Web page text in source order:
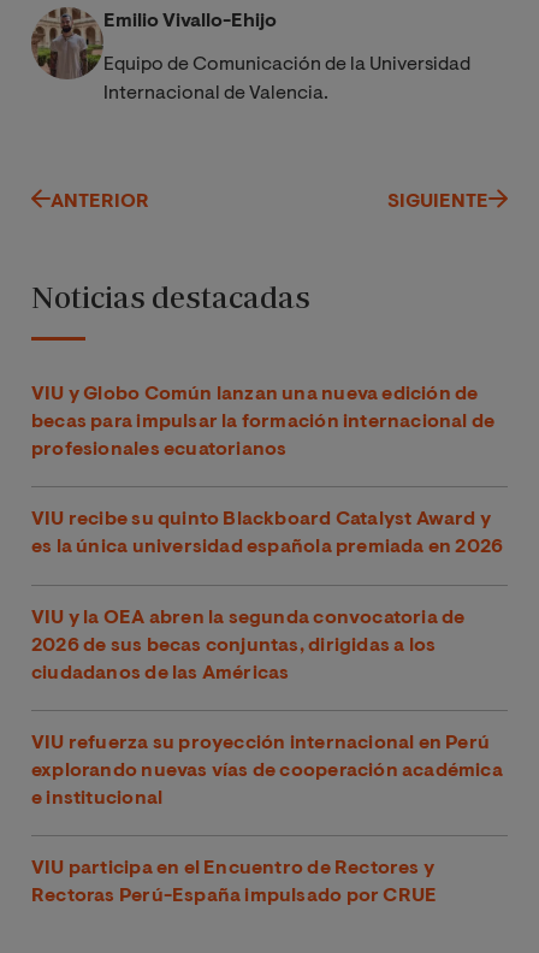
Emilio Vivallo-Ehijo
Equipo de Comunicación de la Universidad
Internacional de Valencia.
ANTERIOR SIGUIENTE
Noticias destacadas
VIU y Globo Común lanzan una nueva edición de
becas para impulsar la formación internacional de
profesionales ecuatorianos
VIU recibe su quinto Blackboard Catalyst Award y
es la única universidad española premiada en 2026
VIU y la OEA abren la segunda convocatoria de
2026 de sus becas conjuntas, dirigidas a los
ciudadanos de las Américas
VIU refuerza su proyección internacional en Perú
explorando nuevas vías de cooperación académica
e institucional
VIU participa en el Encuentro de Rectores y
Rectoras Perú-España impulsado por CRUE